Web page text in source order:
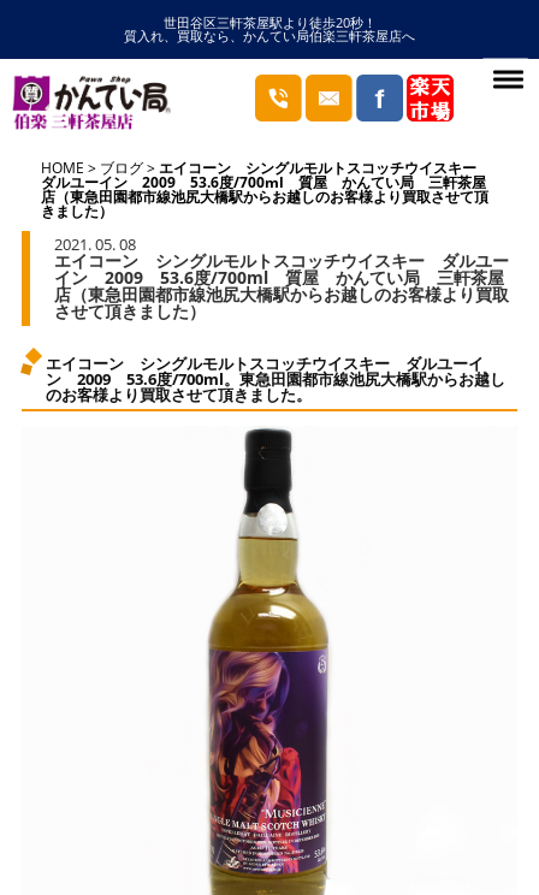
世田谷区三軒茶屋駅より徒歩20秒！
質入れ、買取なら、かんてい局伯楽三軒茶屋店へ
HOME ブログ エイコーン シングルモルトスコッチウイスキー
ダルユーイン 2009 53.6度/700ml 質屋 かんてい局 三軒茶屋
店（東急田園都市線池尻大橋駅からお越しのお客様より買取させて頂
きました）
2021. 05. 08
エイコーン シングルモルトスコッチウイスキー ダルユー
イン 2009 53.6度/700ml 質屋 かんてい局 三軒茶屋
店（東急田園都市線池尻大橋駅からお越しのお客様より買取
させて頂きました）
エイコーン シングルモルトスコッチウイスキー ダルユーイ
ン 2009 53.6度/700ml。東急田園都市線池尻大橋駅からお越し
のお客様より買取させて頂きました。